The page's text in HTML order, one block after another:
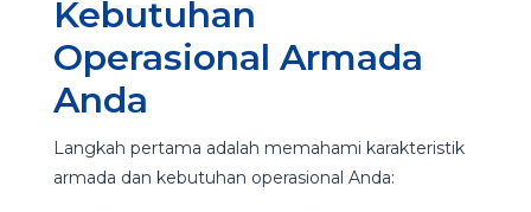
Kebutuhan
Operasional Armada
Anda
Langkah pertama adalah memahami karakteristik
armada dan kebutuhan operasional Anda: